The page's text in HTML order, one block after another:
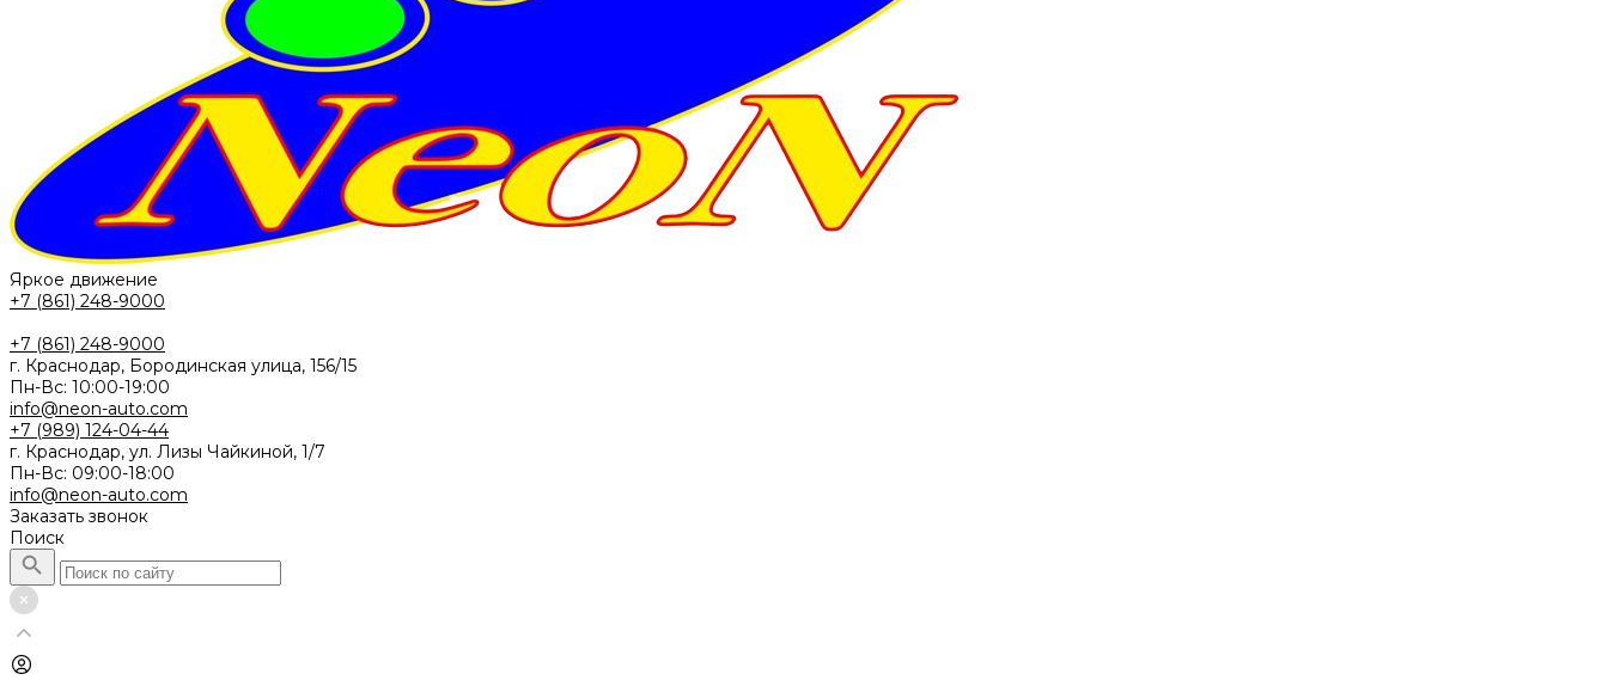
Яркое движение
+7 (861) 248-9000
+7 (861) 248-9000
г. Краснодар, Бородинская улица, 156/15
Пн-Вс: 10:00-19:00
info@neon-auto.com
+7 (989) 124-04-44
г. Краснодар, ул. Лизы Чайкиной, 1/7
Пн-Вс: 09:00-18:00
info@neon-auto.com
Заказать звонок
Поиск